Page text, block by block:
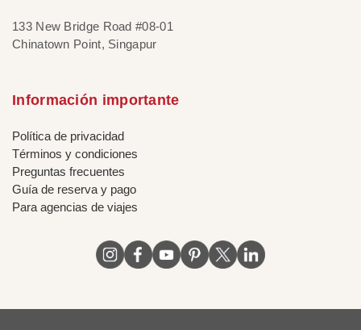
133 New Bridge Road #08-01
Chinatown Point, Singapur
Información importante
Política de privacidad
Términos y condiciones
Preguntas frecuentes
Guía de reserva y pago
Para agencias de viajes